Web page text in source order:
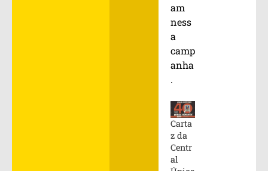
am
ness
a
camp
anha
.
Carta
z da
Centr
al